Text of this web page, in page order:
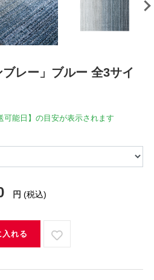
レー」ブルー 全3サイ
能日】の目安が表示されます
円 (税込)
入れる